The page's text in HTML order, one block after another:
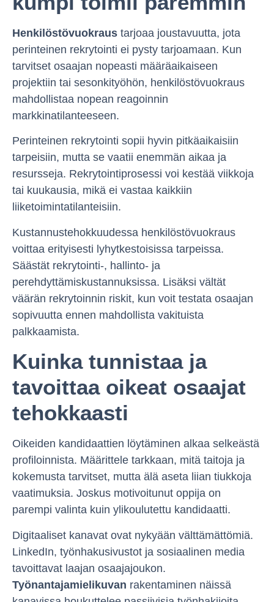
Henkilöstövuokraus tarjoaa joustavuutta, jota
perinteinen rekrytointi ei pysty tarjoamaan. Kun
tarvitset osaajan nopeasti määräaikaiseen
projektiin tai sesonkityöhön, henkilöstövuokraus
mahdollistaa nopean reagoinnin
markkinatilanteeseen.
Perinteinen rekrytointi sopii hyvin pitkäaikaisiin
tarpeisiin, mutta se vaatii enemmän aikaa ja
resursseja. Rekrytointiprosessi voi kestää viikkoja
tai kuukausia, mikä ei vastaa kaikkiin
liiketoimintatilanteisiin.
Kustannustehokkuudessa henkilöstövuokraus
voittaa erityisesti lyhytkestoisissa tarpeissa.
Säästät rekrytointi-, hallinto- ja
perehdyttämiskustannuksissa. Lisäksi vältät
väärän rekrytoinnin riskit, kun voit testata osaajan
sopivuutta ennen mahdollista vakituista
palkkaamista.
Kuinka tunnistaa ja
tavoittaa oikeat osaajat
tehokkaasti
Oikeiden kandidaattien löytäminen alkaa selkeästä
profiloinnista. Määrittele tarkkaan, mitä taitoja ja
kokemusta tarvitset, mutta älä aseta liian tiukkoja
vaatimuksia. Joskus motivoitunut oppija on
parempi valinta kuin ylikoulutettu kandidaatti.
Digitaaliset kanavat ovat nykyään välttämättömiä.
LinkedIn, työnhakusivustot ja sosiaalinen media
tavoittavat laajan osaajajoukon.
Työnantajamielikuvan rakentaminen näissä